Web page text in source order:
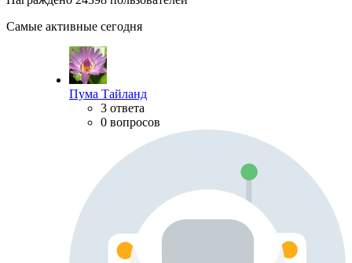
Самые активные сегодня
Пума Тайланд
3 ответа
0 вопросов